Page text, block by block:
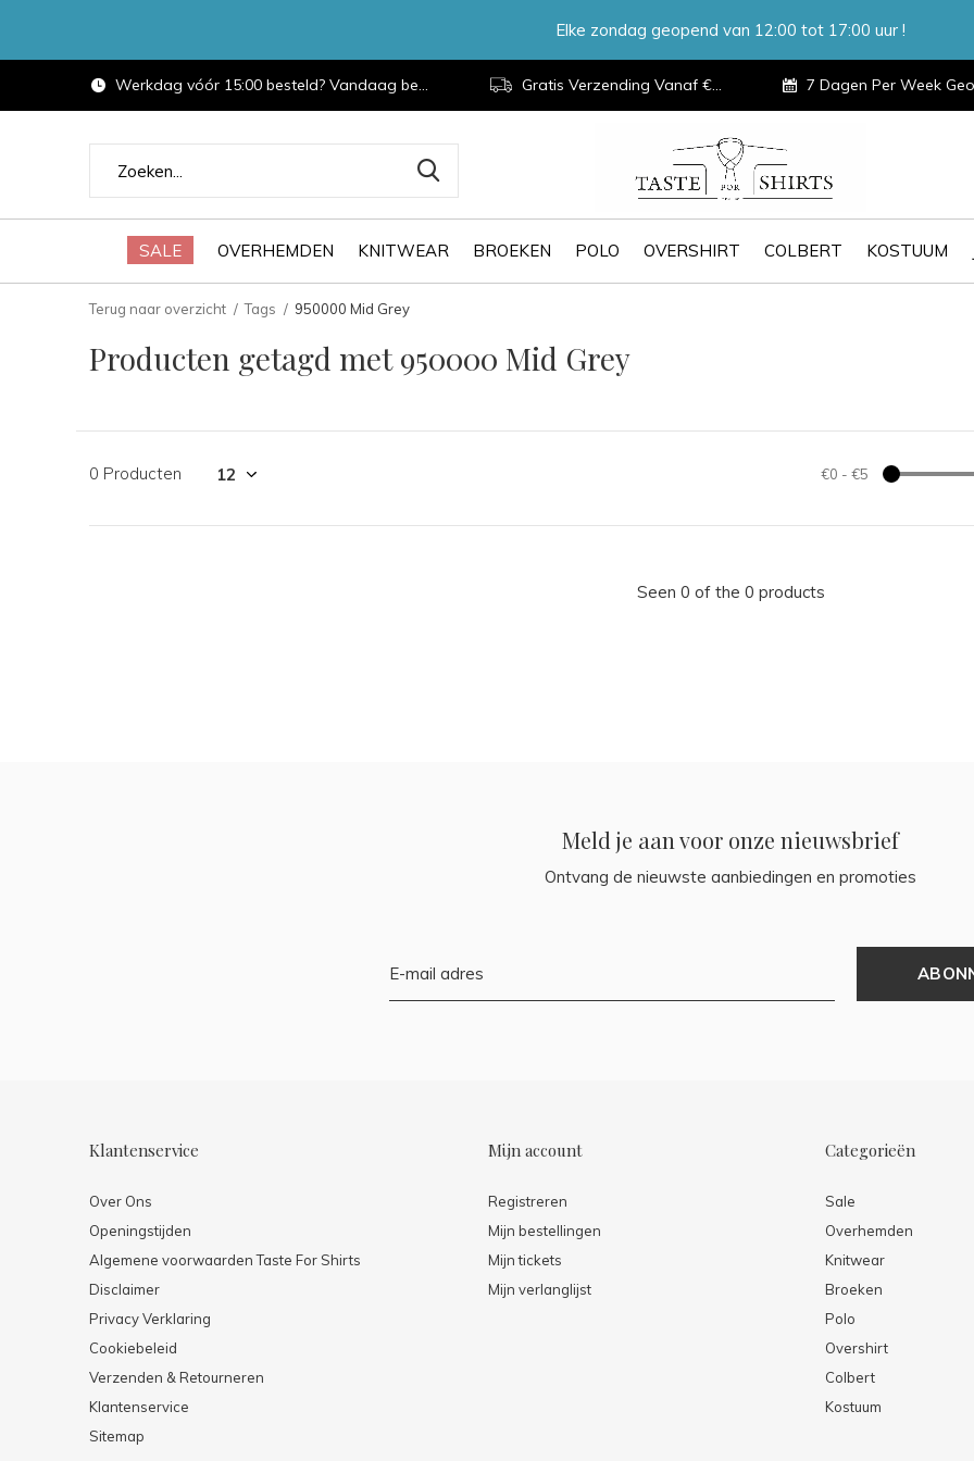
SALE OVERHEMDEN KNITWEAR BROEKEN POLO OVERSHIRT COLBERT KOSTUUM
Werkdag vóór 15:00 besteld? Vandaag bezorgd. Gratis Verzending Vanaf €100,- 7 Dagen Per Week Geopend
Elke zondag geopend van 12:00 tot 17:00 uur !
Terug naar overzicht Tags 950000 Mid Grey
Producten getagd met 950000 Mid Grey
0 Producten €0 - €5
Seen 0 of the 0 products
Meld je aan voor onze nieuwsbrief
Ontvang de nieuwste aanbiedingen en promoties
Klantenservice
Over Ons
Openingstijden
Algemene voorwaarden Taste For Shirts
Disclaimer
Privacy Verklaring
Cookiebeleid
Verzenden & Retourneren
Klantenservice
Sitemap
Mijn account
Registreren
Mijn bestellingen
Mijn tickets
Mijn verlanglijst
Categorieën
Sale
Overhemden
Knitwear
Broeken
Polo
Overshirt
Colbert
Kostuum